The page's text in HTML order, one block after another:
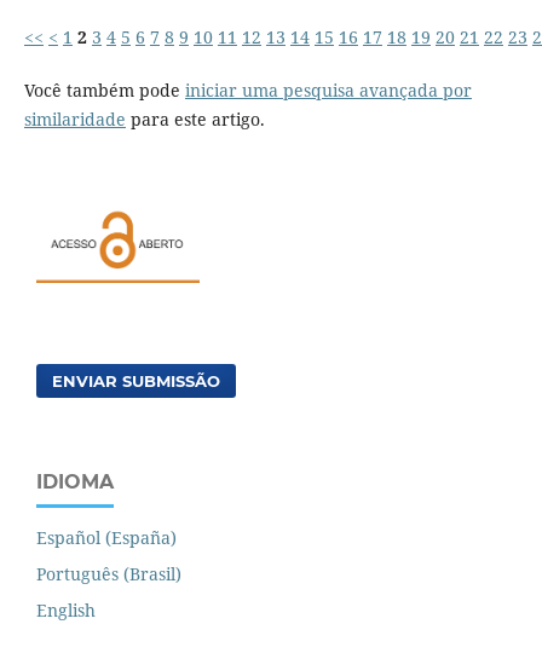
<< < 1 2 3 4 5 6 7 8 9 10 11 12 13 14 15 16 17 18 19 20 21 22 23
Você também pode iniciar uma pesquisa avançada por
similaridade para este artigo.
ENVIAR SUBMISSÃO
IDIOMA
Español (España)
Português (Brasil)
English